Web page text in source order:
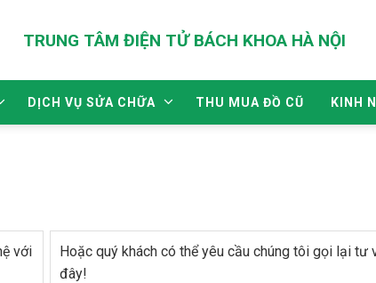
TRUNG TÂM ĐIỆN TỬ BÁCH KHOA HÀ NỘI
DỊCH VỤ SỬA CHỮA THU MUA ĐỒ CŨ KINH
với
Hoặc quý khách có thể yêu cầu chúng tôi gọi lại tư
đây!